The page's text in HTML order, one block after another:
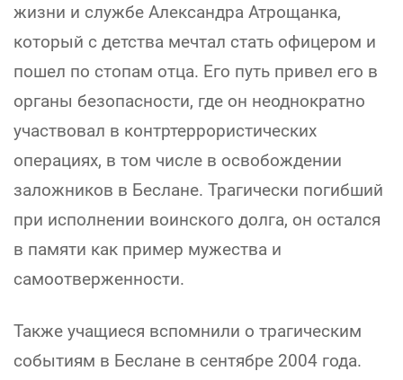
жизни и службе Александра Атрощанка,
который с детства мечтал стать офицером и
пошел по стопам отца. Его путь привел его в
органы безопасности, где он неоднократно
участвовал в контртеррористических
операциях, в том числе в освобождении
заложников в Беслане. Трагически погибший
при исполнении воинского долга, он остался
в памяти как пример мужества и
самоотверженности.
Также учащиеся вспомнили о трагическим
событиям в Беслане в сентябре 2004 года.